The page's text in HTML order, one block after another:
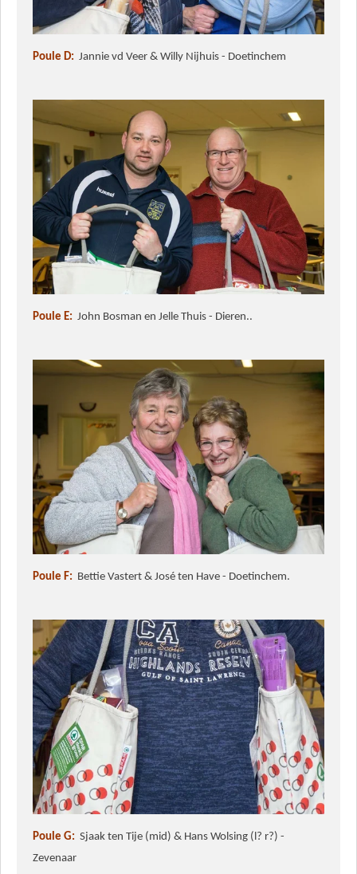
Poule D: Jannie vd Veer & Willy Nijhuis - Doetinchem
Poule E: John Bosman en Jelle Thuis - Dieren..
Poule F: Bettie Vastert & José ten Have - Doetinchem.
Poule G: Sjaak ten Tije (mid) & Hans Wolsing (l? r?) -
Zevenaar